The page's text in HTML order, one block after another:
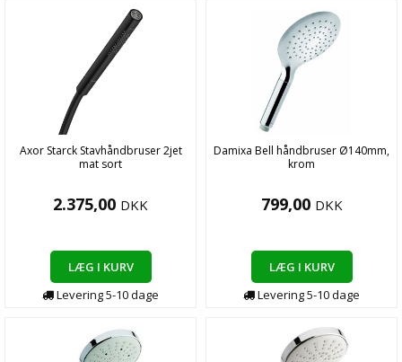
Axor Starck Stavhåndbruser 2jet
mat sort
2.375,00 DKK
LÆG I KURV
Levering5-10dage
Damixa Bell håndbruser Ø140mm,
krom
799,00 DKK
LÆG I KURV
Levering5-10dage